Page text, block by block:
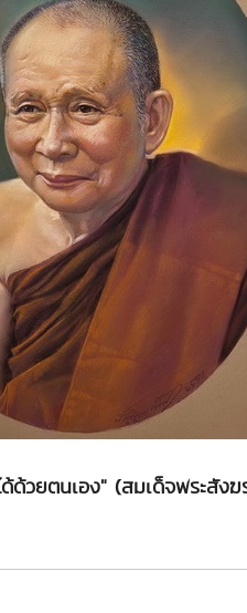
ด้วยตนเอง" (สมเด็จพระสังฆ